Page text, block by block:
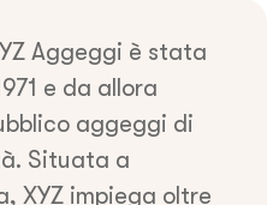
Aggeggi è stata
e da allora
aggeggi di
Situata a
XYZ impiega oltre